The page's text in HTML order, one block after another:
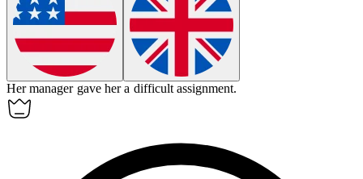
Her manager gave her a difficult assignment.